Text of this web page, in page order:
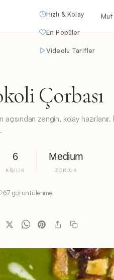
Hızlı & Kolay
En Popüler
Videolu Tarifler
Çorbası
zengin, kolay hazırlanır.
6
KIŞILIK
Medium
ZORLUK
67 görüntülenme